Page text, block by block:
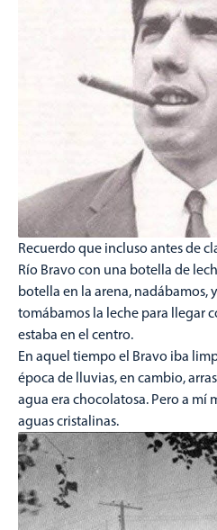
Recuerdo que incluso antes de
Río Bravo con una botella de
botella en la arena, nadábamos,
tomábamos la leche para llegar
estaba en el centro.
En aquel tiempo el Bravo iba
época de lluvias, en cambio,
agua era chocolatosa. Pero a mí
aguas cristalinas.